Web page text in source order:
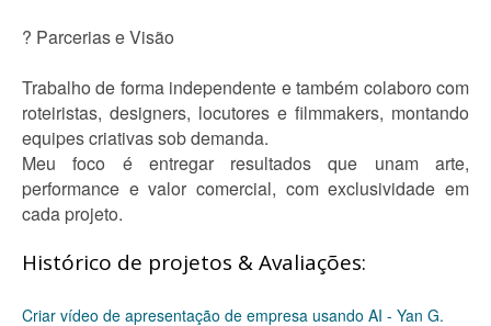
? Parcerias e Visão
Trabalho de forma independente e também colaboro com
roteiristas, designers, locutores e filmmakers, montando
equipes criativas sob demanda.
Meu foco é entregar resultados que unam arte,
performance e valor comercial, com exclusividade em
cada projeto.
Histórico de projetos & Avaliações:
Criar vídeo de apresentação de empresa usando AI - Yan G.